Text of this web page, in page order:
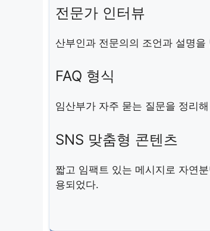
전문가 인터뷰
산부인과 전문의의 조언과 설명
FAQ 형식
임산부가 자주 묻는 질문을 정리
SNS 맞춤형 콘텐츠
짧고 임팩트 있는 메시지로 자연
용되었다.